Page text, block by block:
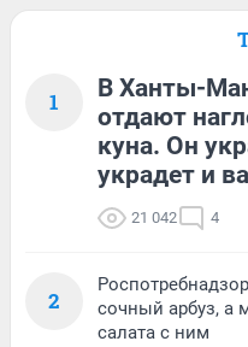
1
В Ханты-
отдают
куна. Он
украдет и
21 042 4
2
сочный арбуз, а
салата с ним